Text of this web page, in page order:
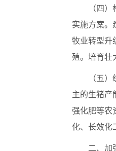
（四
实施方案。
牧业转型升
殖。培育壮
（五
主的生猪产
强化肥等农
化、长效化
二、加